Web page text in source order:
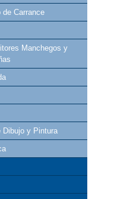
de Carrance
Manchegos y
Dibujo y Pintura